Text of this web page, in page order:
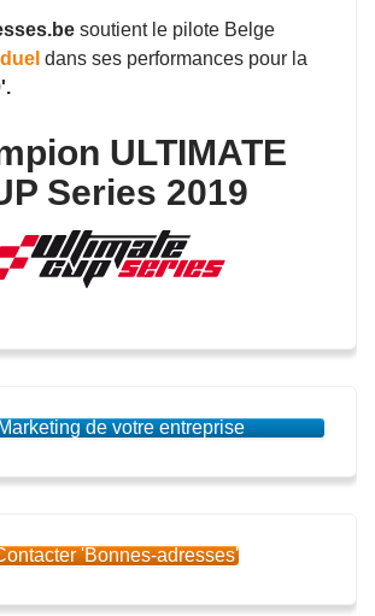
soutient le pilote Belge
dans ses performances pour la
ULTIMATE
Series 2019
de votre entreprise
'Bonnes-adresses'